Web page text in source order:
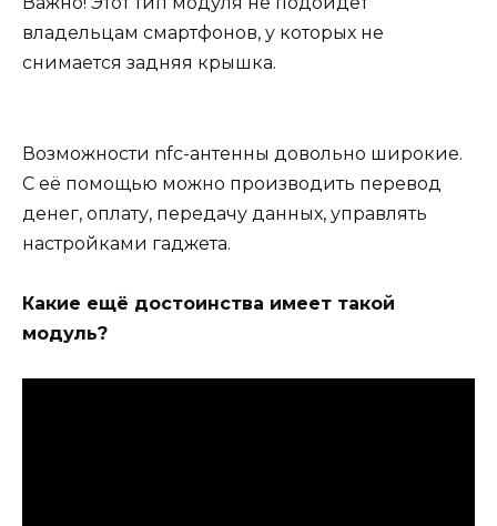
владельцам смартфонов, у которых не
снимается задняя крышка.
Возможности nfc-антенны довольно широкие.
С её помощью можно производить перевод
денег, оплату, передачу данных, управлять
настройками гаджета.
Какие ещё достоинства имеет такой
модуль?